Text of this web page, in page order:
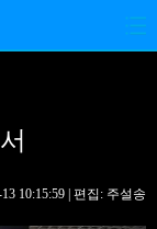
문화
10:15:59 | 편집: 주설송